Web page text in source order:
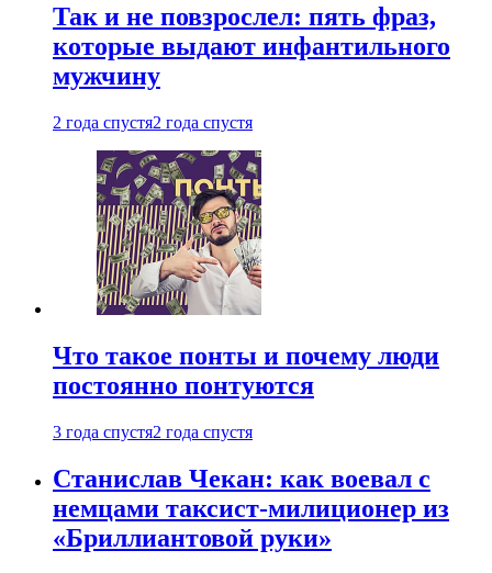
Так и не повзрослел: пять фраз,
которые выдают инфантильного
мужчину
2 года спустя2 года спустя
Что такое понты и почему люди
постоянно понтуются
3 года спустя2 года спустя
Станислав Чекан: как воевал с
немцами таксист-милиционер из
«Бриллиантовой руки»